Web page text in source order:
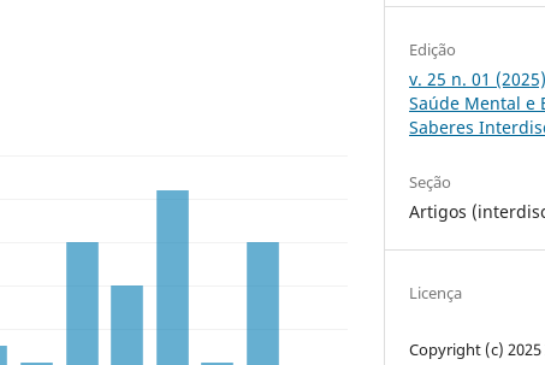
Edição
v. 25 n. 01
Saúde Mental e
Saberes
Seção
Artigos
Licença
Copyright (c) 2025